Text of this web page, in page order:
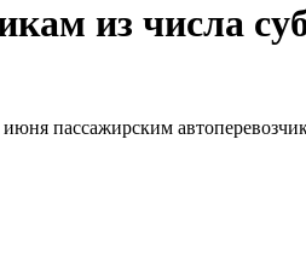
из числа
пассажирским